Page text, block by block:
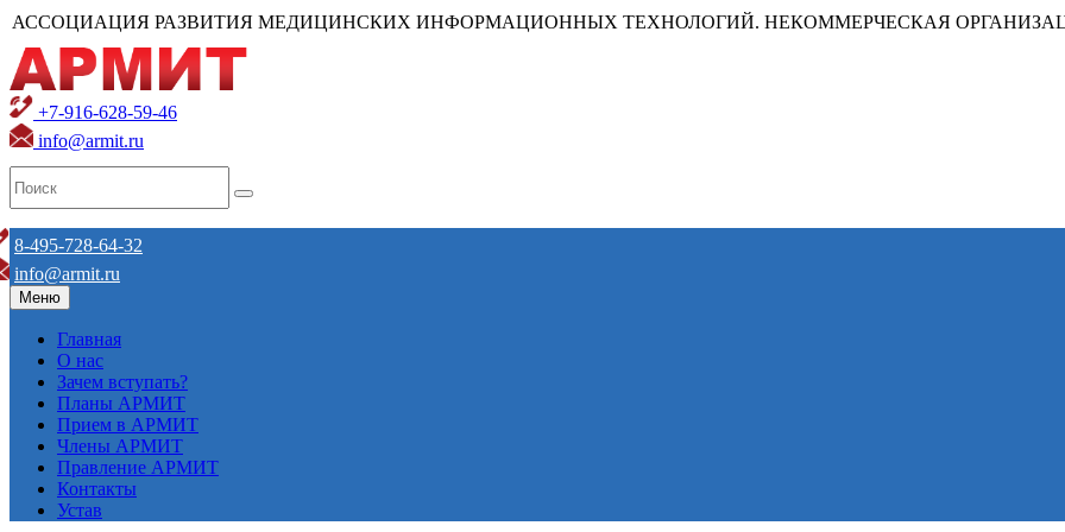
АССОЦИАЦИЯ РАЗВИТИЯ МЕДИЦИНСКИХ ИНФОРМАЦИОННЫХ ТЕХНОЛОГИЙ. НЕКОММЕРЧЕСКАЯ
+7-916-628-59-46
info@armit.ru
8-495-728-64-32
info@armit.ru
Меню
Главная
О нас
Зачем вступать?
Планы АРМИТ
Прием в АРМИТ
Члены АРМИТ
Правление АРМИТ
Контакты
Устав